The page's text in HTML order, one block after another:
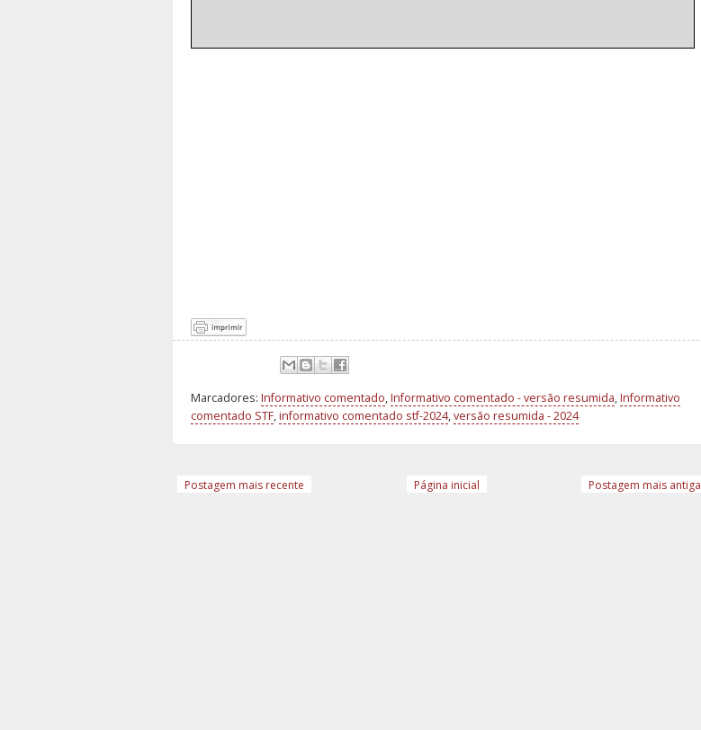
Marcadores: Informativo comentado,Informativo comentado - versão resumida,Informativo
comentado STF,informativo comentado stf-2024,versão resumida - 2024
Postagem mais recente Postagem mais antiga
Página inicial